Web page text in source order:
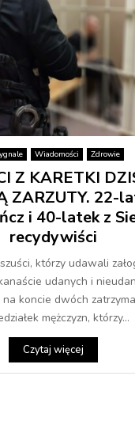
Wiadomości Zdrowie
Z KARETKI
ZARZUTY. 22-
i 40-latek z
recydywiści
którzy udawali
udanych i
koncie dwóch
mężczyzn, którzy...
Czytaj więcej